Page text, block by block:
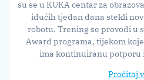
su se u KUKA centar za
idućih tjedan dana stekli
robotu. Trening se provodi u
Award programa, tijekom
ima kontinuiranu potporu
Pročitaj